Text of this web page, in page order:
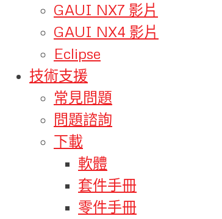
GAUI NX7 影片
GAUI NX4 影片
Eclipse
技術支援
常見問題
問題諮詢
下載
軟體
套件手冊
零件手冊